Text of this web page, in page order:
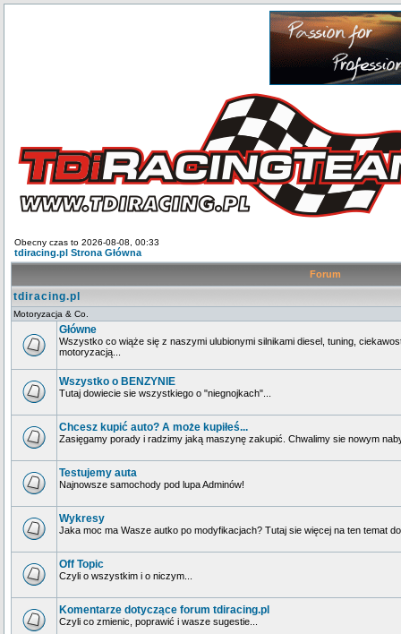
Obecny czas to 2026-08-08, 00:33
tdiracing.pl Strona Główna
Forum
tdiracing.pl
Motoryzacja & Co.
Główne
Wszystko co wiąże się z naszymi ulubionymi silnikami diesel, tuning,
motoryzacją...
Wszystko o BENZYNIE
Tutaj dowiecie sie wszystkiego o "niegnojkach"...
Chcesz kupić auto? A może kupiłeś...
Zasięgamy porady i radzimy jaką maszynę zakupić. Chwalimy sie nowym
Testujemy auta
Najnowsze samochody pod lupa Adminów!
Wykresy
Jaka moc ma Wasze autko po modyfikacjach? Tutaj sie więcej na ten temat
Off Topic
Czyli o wszystkim i o niczym...
Komentarze dotyczące forum tdiracing.pl
Czyli co zmienic, poprawić i wasze sugestie...